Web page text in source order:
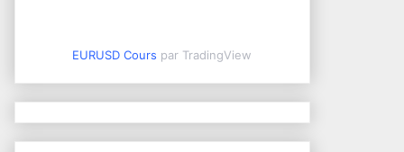
EURUSD Cours par TradingView